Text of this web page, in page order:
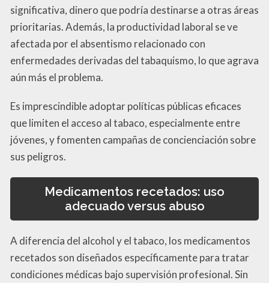
significativa, dinero que podría destinarse a otras áreas
prioritarias. Además, la productividad laboral se ve
afectada por el absentismo relacionado con
enfermedades derivadas del tabaquismo, lo que agrava
aún más el problema.
Es imprescindible adoptar políticas públicas eficaces
que limiten el acceso al tabaco, especialmente entre
jóvenes, y fomenten campañas de concienciación sobre
sus peligros.
Medicamentos recetados: uso
adecuado versus abuso
A diferencia del alcohol y el tabaco, los medicamentos
recetados son diseñados específicamente para tratar
condiciones médicas bajo supervisión profesional. Sin